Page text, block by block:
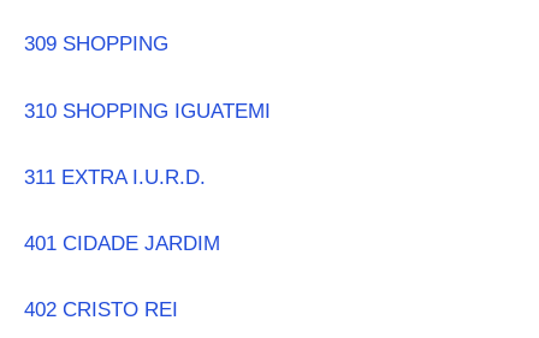
309 SHOPPING
310 SHOPPING IGUATEMI
311 EXTRA I.U.R.D.
401 CIDADE JARDIM
402 CRISTO REI